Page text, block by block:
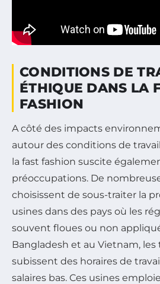
CONDITIONS DE
ÉTHIQUE DANS LA
FASHION
A côté des impacts
autour des conditions de
la fast fashion suscite
préoccupations. De
choisissent de sous-traiter la
usines dans des pays où les
souvent floues ou non
Bangladesh et au Vietnam, les
subissent des horaires de
salaires bas. Ces usines